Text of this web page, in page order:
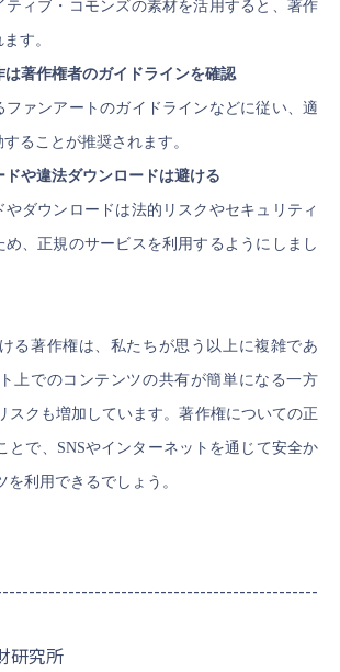
ティブ・コモンズの素材を活用すると、著作
す。
は著作権者のガイドラインを確認
ファンアートのガイドラインなどに従い、適
ることが推奨されます。
ドや違法ダウンロードは避ける
やダウンロードは法的リスクやセキュリティ
め、正規のサービスを利用するようにしまし
る著作権は、私たちが思う以上に複雑であ
上でのコンテンツの共有が簡単になる一方
スクも増加しています。著作権についての正
とで、SNSやインターネットを通じて安全か
利用できるでしょう。
研究所